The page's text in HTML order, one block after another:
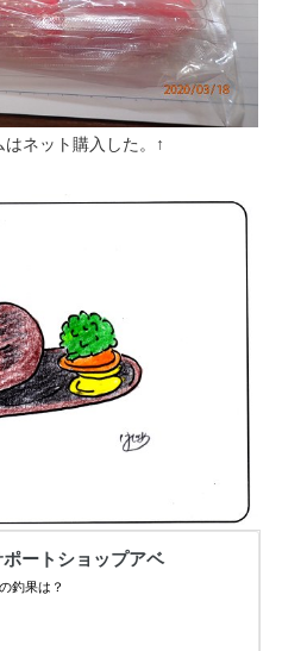
ネット購入した。↑